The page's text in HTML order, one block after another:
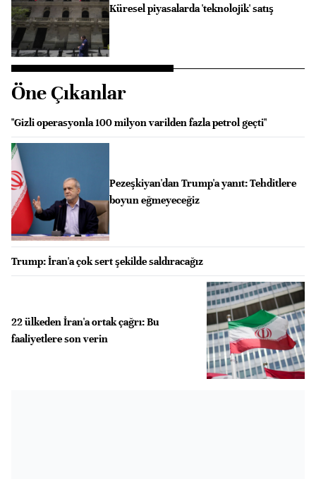
Küresel piyasalarda 'teknolojik' satış
Öne Çıkanlar
"Gizli operasyonla 100 milyon varilden fazla petrol geçti"
Pezeşkiyan'dan Trump'a yanıt: Tehditlere
boyun eğmeyeceğiz
Trump: İran'a çok sert şekilde saldıracağız
22 ülkeden İran'a ortak çağrı: Bu
faaliyetlere son verin